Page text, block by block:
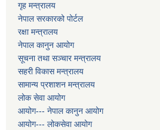
गृह मन्त्रालय
नेपाल सरकारको पोर्टल
रक्षा मन्त्रालय
नेपाल कानुन आयोग
सूचना तथा सञ्चार मन्त्रालय
सहरी विकास मन्त्रालय
सामान्य प्रशाशन मन्त्रालय
लोक सेवा आयोग
आयोग--- नेपाल कानुन आयोग
आयोग--- लोकसेवा आयोग